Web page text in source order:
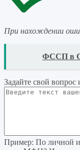
При нахождении
ФССП в
Задайте свой вопрос
Пример: По личной